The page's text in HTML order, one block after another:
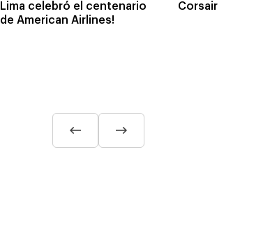
Lima celebró el centenario
de American Airlines!
Corsair